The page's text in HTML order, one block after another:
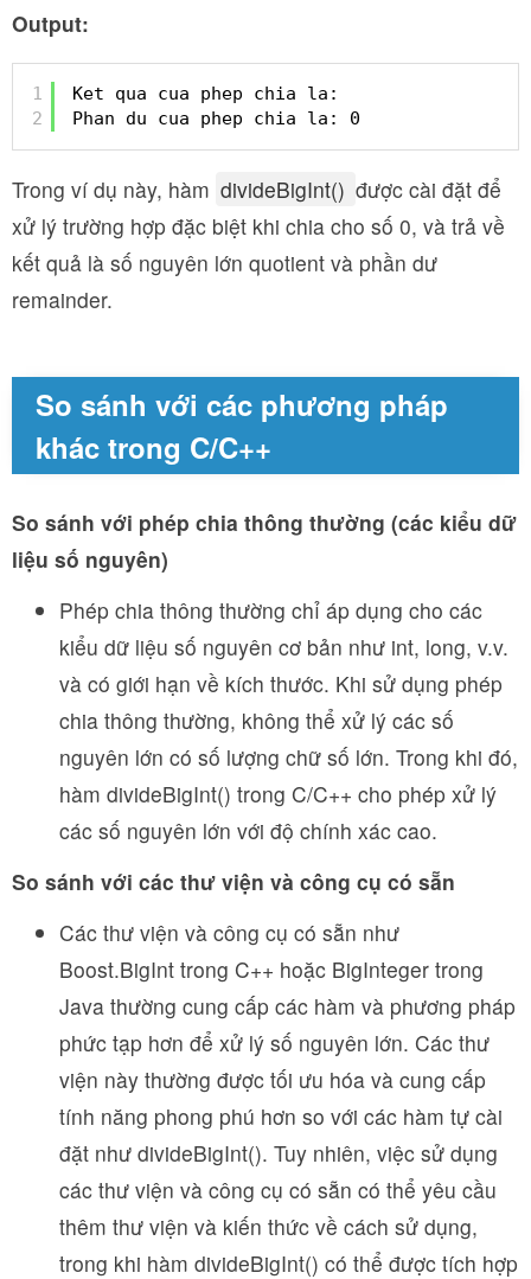
Output:
1
2
Ket qua cua phep chia la:
Phan du cua phep chia la: 0
Trong ví dụ này, hàm divideBigInt() được cài đặt để
xử lý trường hợp đặc biệt khi chia cho số 0, và trả về
kết quả là số nguyên lớn quotient và phần dư
remainder.
So sánh với các phương pháp
khác trong C/C++
So sánh với phép chia thông thường (các kiểu dữ
liệu số nguyên)
Phép chia thông thường chỉ áp dụng cho các
kiểu dữ liệu số nguyên cơ bản như int, long, v.v.
và có giới hạn về kích thước. Khi sử dụng phép
chia thông thường, không thể xử lý các số
nguyên lớn có số lượng chữ số lớn. Trong khi đó,
hàm divideBigInt() trong C/C++ cho phép xử lý
các số nguyên lớn với độ chính xác cao.
So sánh với các thư viện và công cụ có sẵn
Các thư viện và công cụ có sẵn như
Boost.BigInt trong C++ hoặc BigInteger trong
Java thường cung cấp các hàm và phương pháp
phức tạp hơn để xử lý số nguyên lớn. Các thư
viện này thường được tối ưu hóa và cung cấp
tính năng phong phú hơn so với các hàm tự cài
đặt như divideBigInt(). Tuy nhiên, việc sử dụng
các thư viện và công cụ có sẵn có thể yêu cầu
thêm thư viện và kiến thức về cách sử dụng,
trong khi hàm divideBigInt() có thể được tích hợp